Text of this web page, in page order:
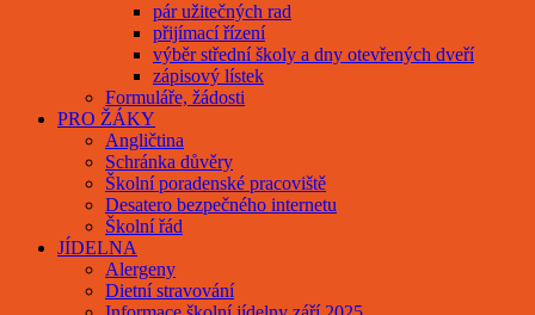
pár užitečných rad
přijímací řízení
výběr střední školy a dny otevřených dveří
zápisový lístek
Formuláře, žádosti
PRO ŽÁKY
Angličtina
Schránka důvěry
Školní poradenské pracoviště
Desatero bezpečného internetu
Školní řád
JÍDELNA
Alergeny
Dietní stravování